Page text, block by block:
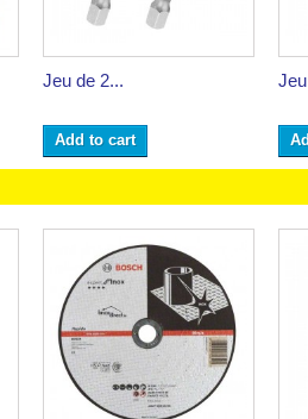
Jeu de 2...
Add to cart